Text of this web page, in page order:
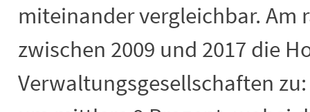
miteinander vergleichbar. Am
zwischen 2009 und 2017 die
Verwaltungsgesellschaften